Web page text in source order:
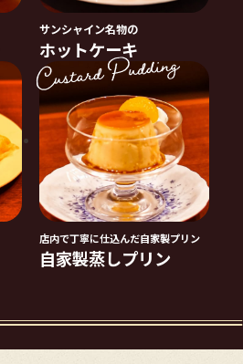
サンシャイン名物の
ホットケーキ
店内で丁寧に仕込んだ自家製プリン
自家製蒸しプリン